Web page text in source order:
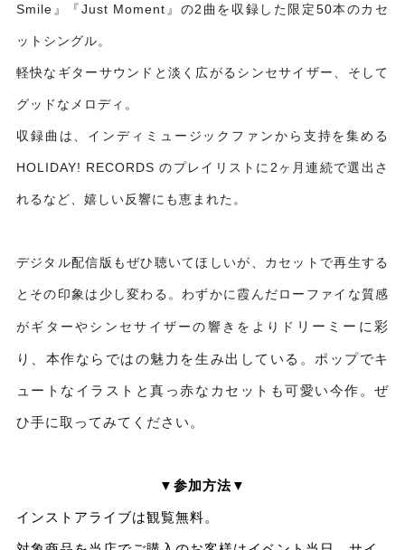
Smile 』『Just Moment 』の2 曲を収録した限定50本のカセ
ットシングル。
軽快なギターサウンドと淡く広がるシンセサイザー、そして
グッドなメロディ。
収録曲は、インディミュージックファンから支持を集める
HOLIDAY! RECORDSのプレイリストに 2 ヶ月連続で選出さ
れるなど、嬉しい反響にも恵まれた。
デジタル配信版もぜひ聴いてほしいが、カセットで再生する
とその印象は少し変わる。わずかに霞んだローファイな質感
がギターやシンセサイザーの響きをよりド リーミーに彩
り、本作ならではの魅力を生み出している。 ポップでキ
ュートなイラストと真っ赤なカセットも可愛い今作。ぜ
ひ手に取ってみてください。
▼参加方法▼
インストアライブは観覧無料。